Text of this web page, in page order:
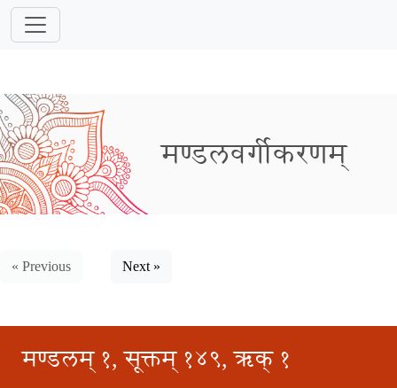
मण्डलवर्गीकरणम्
« Previous Next »
मण्डलम् १, सूक्तम् १४९, ऋक् १